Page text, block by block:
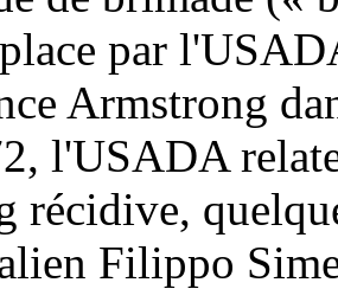
par
Armstrong
l'USADA
récidive,
Filippo